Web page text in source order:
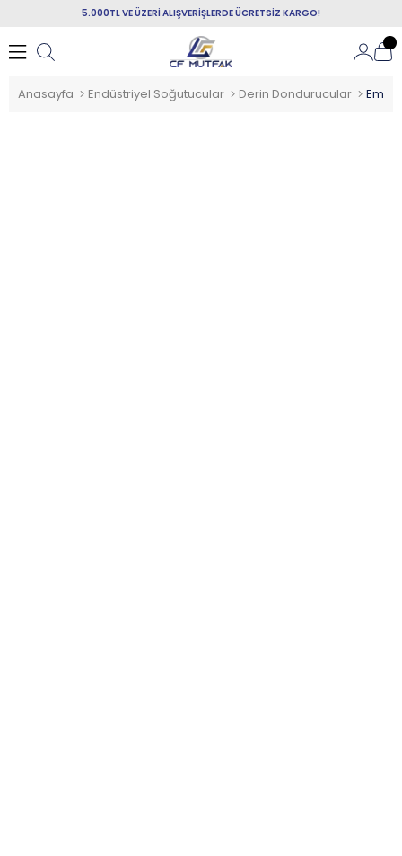
5.000TL VE ÜZERİ ALIŞVERİŞLERDE ÜCRETSİZ KARGO!
Anasayfa Endüstriyel Soğutucular Derin Dondurucular